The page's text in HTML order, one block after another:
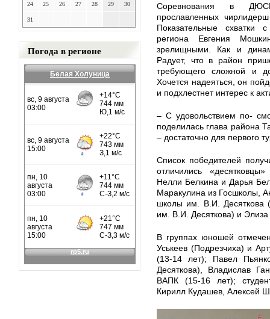
24 25 26 27 28 29 30
31
Погода в регионе
Белая Холуница
Соревнования в
прославленных
Показательные схватки
региона Евгения
зрелищными. Как и
Радует, что в район
требующего сложной и
Хочется надеяться, он
и подхлестнет интерес к
– С удовольствием по-
поделилась глава района
– достаточно для первого
Список победителей
отличились
Нелли Белкина и Дарья
Маракулина из Госшколы,
школы им. В.И. Десяткова
им. В.И. Десяткова) и
В группах юношей
Уськеев (Подрезчиха) и
(13-14 лет); Павел
Десяткова), Владислав
ВАПК (15-16 лет);
Кирилл Кудашев, Алексей